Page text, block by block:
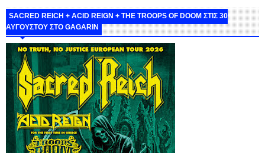
SACRED REICH + ACID REIGN + THE TROOPS OF DOOM ΣΤΙΣ 30
ΑΥΓΟΥΣΤΟΥ ΣΤΟ GAGARIN